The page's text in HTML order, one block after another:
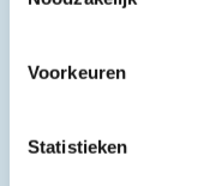
Voorkeuren
Statistieken